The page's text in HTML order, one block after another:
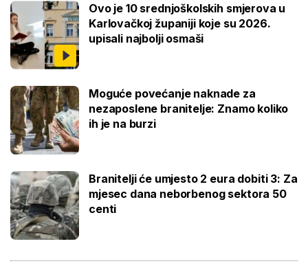
Ovo je 10 srednjoškolskih smjerova u
Karlovačkoj županiji koje su 2026.
upisali najbolji osmaši
Moguće povećanje naknade za
nezaposlene branitelje: Znamo koliko
ih je na burzi
Branitelji će umjesto 2 eura dobiti 3: Za
mjesec dana neborbenog sektora 50
centi